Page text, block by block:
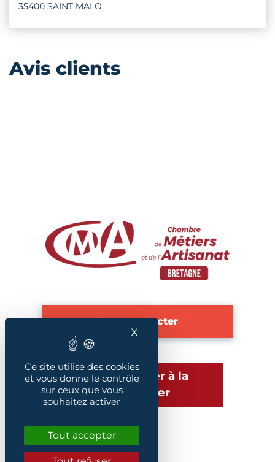
Ce site utilise des cookies
et vous donne le contrôle
sur ceux que vous
souhaitez activer
Tout accepter
X
35400 SAINT MALO
Avis clients
Nous contacter
S'abonner à la
newsletter
Plan du site